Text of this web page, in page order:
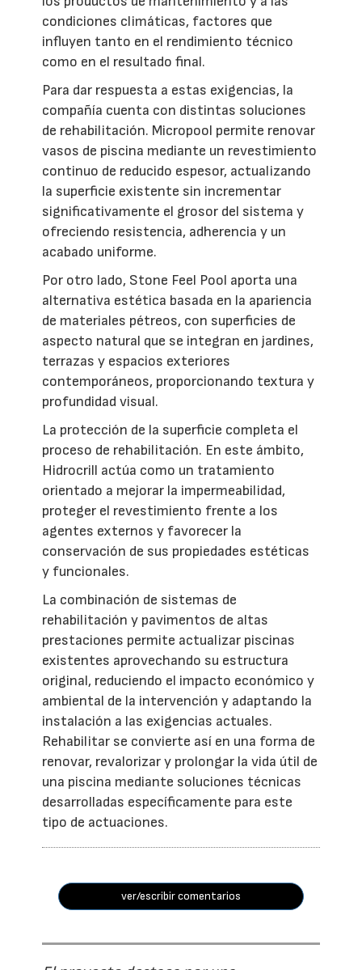
condiciones climáticas, factores que
influyen tanto en el rendimiento técnico
como en el resultado final.
Para dar respuesta a estas exigencias, la
compañía cuenta con distintas soluciones
de rehabilitación. Micropool permite renovar
vasos de piscina mediante un revestimiento
continuo de reducido espesor, actualizando
la superficie existente sin incrementar
significativamente el grosor del sistema y
ofreciendo resistencia, adherencia y un
acabado uniforme.
Por otro lado, Stone Feel Pool aporta una
alternativa estética basada en la apariencia
de materiales pétreos, con superficies de
aspecto natural que se integran en jardines,
terrazas y espacios exteriores
contemporáneos, proporcionando textura y
profundidad visual.
La protección de la superficie completa el
proceso de rehabilitación. En este ámbito,
Hidrocrill actúa como un tratamiento
orientado a mejorar la impermeabilidad,
proteger el revestimiento frente a los
agentes externos y favorecer la
conservación de sus propiedades estéticas
y funcionales.
La combinación de sistemas de
rehabilitación y pavimentos de altas
prestaciones permite actualizar piscinas
existentes aprovechando su estructura
original, reduciendo el impacto económico y
ambiental de la intervención y adaptando la
instalación a las exigencias actuales.
Rehabilitar se convierte así en una forma de
renovar, revalorizar y prolongar la vida útil de
una piscina mediante soluciones técnicas
desarrolladas específicamente para este
tipo de actuaciones.
ver/escribir comentarios